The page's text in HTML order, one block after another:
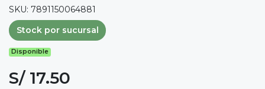
SKU: 7891150064881
Stock por sucursal
Disponible
S/ 17.50